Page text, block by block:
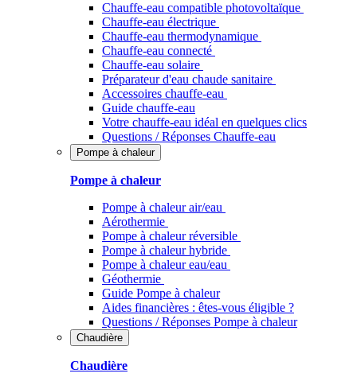
Chauffe-eau compatible photovoltaïque
Chauffe-eau électrique
Chauffe-eau thermodynamique
Chauffe-eau connecté
Chauffe-eau solaire
Préparateur d'eau chaude sanitaire
Accessoires chauffe-eau
Guide chauffe-eau
Votre chauffe-eau idéal en quelques clics
Questions / Réponses Chauffe-eau
Pompe à chaleur
Pompe à chaleur
Pompe à chaleur air/eau
Aérothermie
Pompe à chaleur réversible
Pompe à chaleur hybride
Pompe à chaleur​ eau/eau
Géothermie
Guide Pompe à chaleur
Aides financières : êtes-vous éligible ?
Questions / Réponses Pompe à chaleur
Chaudière
Chaudière